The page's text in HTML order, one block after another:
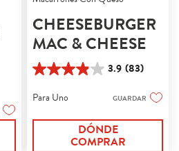
CHEESEBURGER
MAC & CHEESE
3.9 (83)
3.9
5
83
Para Uno GUARDAR
DÓNDE
COMPRAR